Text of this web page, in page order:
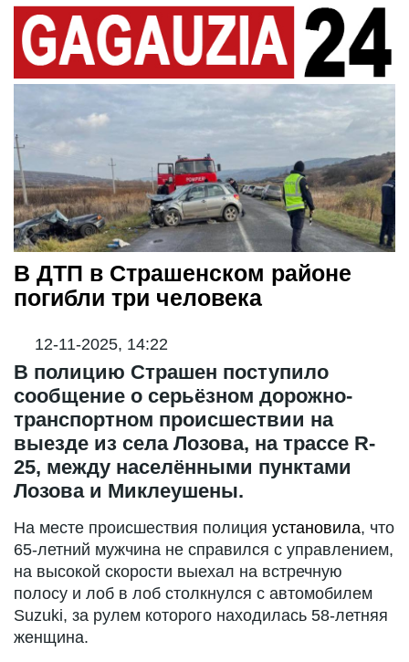
В ДТП в Страшенском районе
погибли три человека
12-11-2025, 14:22
В полицию Страшен поступило
сообщение о серьёзном дорожно-
транспортном происшествии на
выезде из села Лозова, на трассе R-
25, между населёнными пунктами
Лозова и Миклеушены.
На месте происшествия полиция установила, что
65-летний мужчина не справился с управлением,
на высокой скорости выехал на встречную
полосу и лоб в лоб столкнулся с автомобилем
Suzuki, за рулем которого находилась 58-летняя
женщина.